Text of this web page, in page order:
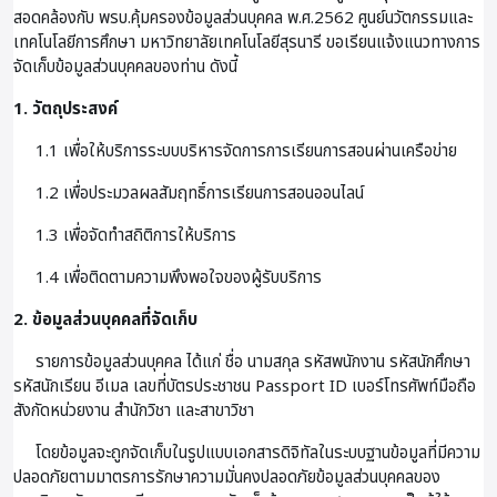
สอดคล้องกับ พรบ.คุ้มครองข้อมูลส่วนบุคคล พ.ศ.2562 ศูนย์นวัตกรรมและ
เทคโนโลยีการศึกษา มหาวิทยาลัยเทคโนโลยีสุรนารี ขอเรียนแจ้งแนวทางการ
จัดเก็บข้อมูลส่วนบุคคลของท่าน ดังนี้
1. วัตถุประสงค์
1.1 เพื่อให้บริการระบบบริหารจัดการการเรียนการสอนผ่านเครือข่าย
1.2 เพื่อประมวลผลสัมฤทธิ์การเรียนการสอนออนไลน์
1.3 เพื่อจัดทำสถิติการให้บริการ
1.4 เพื่อติดตามความพึงพอใจของผู้รับบริการ
2. ข้อมูลส่วนบุคคลที่จัดเก็บ
รายการข้อมูลส่วนบุคคล ได้แก่ ชื่อ นามสกุล รหัสพนักงาน รหัสนักศึกษา
รหัสนักเรียน อีเมล เลขที่บัตรประชาชน Passport ID เบอร์โทรศัพท์มือถือ
สังกัดหน่วยงาน สำนักวิชา และสาขาวิชา
โดยข้อมูลจะถูกจัดเก็บในรูปแบบเอกสารดิจิทัลในระบบฐานข้อมูลที่มีความ
ปลอดภัยตามมาตรการรักษาความมั่นคงปลอดภัยข้อมูลส่วนบุคคลของ